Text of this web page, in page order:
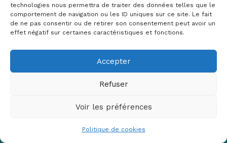
technologies nous permettra de traiter des données telles que le
comportement de navigation ou les ID uniques sur ce site. Le fait
de ne pas consentir ou de retirer son consentement peut avoir un
effet négatif sur certaines caractéristiques et fonctions.
Accepter
Refuser
Voir les préférences
Politique de cookies
Mentions légales
RGPD
Copyright © 2026 Crige PACA